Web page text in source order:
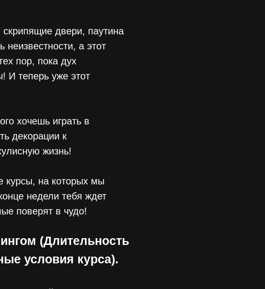
скрипящие двери, паутина
а этот
пор, пока дух
И теперь уже этот
хочешь играть в
декорации к
жизнь!
курсы, на которых мы
недели тебя ждет
поверят в чудо!
(Длительность
условия курса).